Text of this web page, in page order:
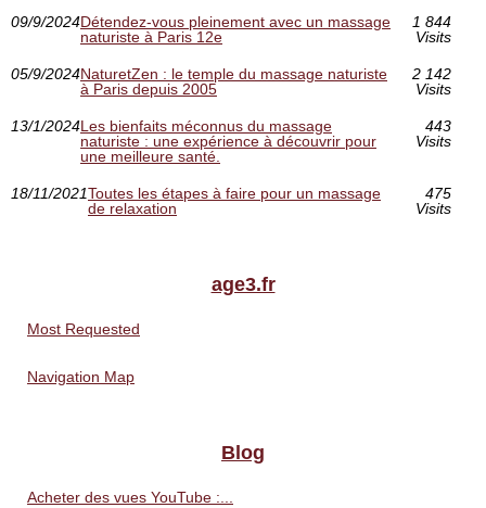
09/9/2024Détendez-vous pleinement avec un massage
naturiste à Paris 12e
1 844
Visits
05/9/2024NaturetZen : le temple du massage naturiste
à Paris depuis 2005
2 142
Visits
13/1/2024Les bienfaits méconnus du massage
naturiste : une expérience à découvrir pour
une meilleure santé.
443
Visits
18/11/2021Toutes les étapes à faire pour un massage
de relaxation
475
Visits
age3.fr
Most Requested
Navigation Map
Blog
Acheter des vues YouTube :...